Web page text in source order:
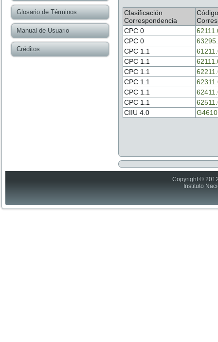
Glosario de Términos
Manual de Usuario
Créditos
Clasificación
Correspondencia
Código
CPC 0
CPC 0
CPC 1.1
CPC 1.1
CPC 1.1
CPC 1.1
CPC 1.1
CPC 1.1
CIIU 4.0
Copyright ©
Instituto